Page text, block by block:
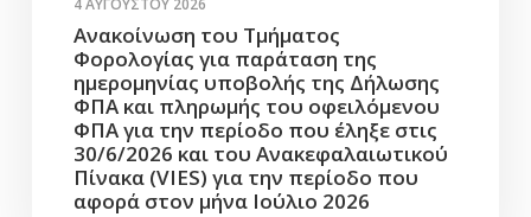
4 ΑΥΓΟΎΣΤΟΥ 2026
Ανακοίνωση του Τμήματος
Φορολογίας για παράταση της
ημερομηνίας υποβολής της Δήλωσης
ΦΠΑ και πληρωμής του οφειλόμενου
ΦΠΑ για την περίοδο που έληξε στις
30/6/2026 και του Ανακεφαλαιωτικού
Πίνακα (VIES) για την περίοδο που
αφορά στον μήνα Ιούλιο 2026